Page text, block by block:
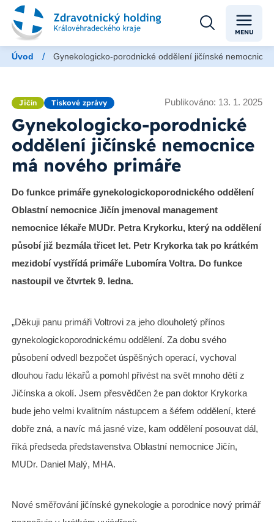
MENU
Úvod / Gynekologicko-porodnické oddělení jičínské nemocnice
Jičín Tiskové zprávy Publikováno: 13. 1. 2025
Gynekologicko-porodnické
oddělení jičínské nemocnice
má nového primáře
Do funkce primáře gynekologickoporodnického oddělení
Oblastní nemocnice Jičín jmenoval management
nemocnice lékaře MUDr. Petra Krykorku, který na oddělení
působí již bezmála třicet let. Petr Krykorka tak po krátkém
mezidobí vystřídá primáře Lubomíra Voltra. Do funkce
nastoupil ve čtvrtek 9. ledna.
„Děkuji panu primáři Voltrovi za jeho dlouholetý přínos
gynekologickoporodnickému oddělení. Za dobu svého
působení odvedl bezpočet úspěšných operací, vychoval
dlouhou řadu lékařů a pomohl přivést na svět mnoho dětí z
Jičínska a okolí. Jsem přesvědčen že pan doktor Krykorka
bude jeho velmi kvalitním nástupcem a šéfem oddělení, které
dobře zná, a navíc má jasné vize, kam oddělení posouvat dál,
říká předseda představenstva Oblastní nemocnice Jičín,
MUDr. Daniel Malý, MHA.
Nové směřování jičínské gynekologie a porodnice nový primář